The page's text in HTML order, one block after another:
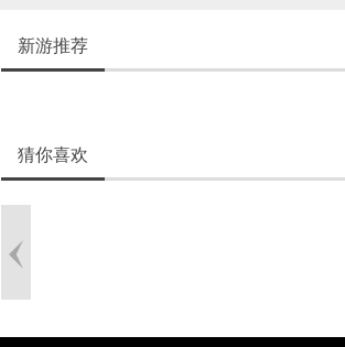
新游推荐
猜你喜欢